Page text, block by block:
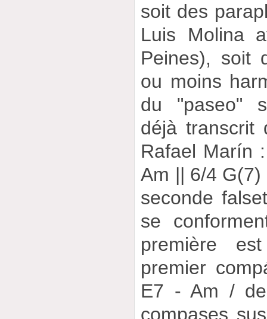
soit des
Luis Molina
Peines), soit
ou moins
du "paseo"
déjà transcrit
Rafael Marín
Am || 6/4
seconde
se
première
premier
E7 - Am /
compases